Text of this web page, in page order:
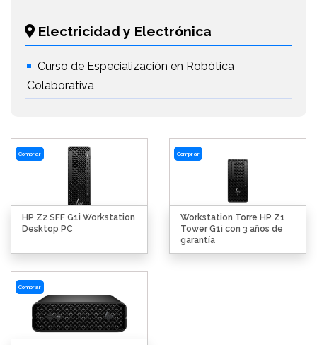
Electricidad y Electrónica
Curso de Especialización en Robótica
Colaborativa
Comprar
HP Z2 SFF G1i Workstation
Desktop PC
Comprar
Workstation Torre HP Z1
Tower G1i con 3 años de
garantía
Comprar